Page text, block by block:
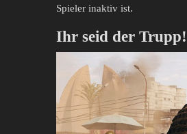
Spieler inaktiv ist.
Ihr seid der Trupp!